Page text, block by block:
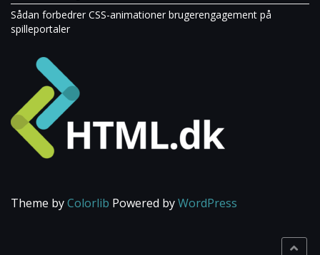
Sådan forbedrer CSS-animationer brugerengagement på
spilleportaler
Theme byColorlib Powered byWordPress